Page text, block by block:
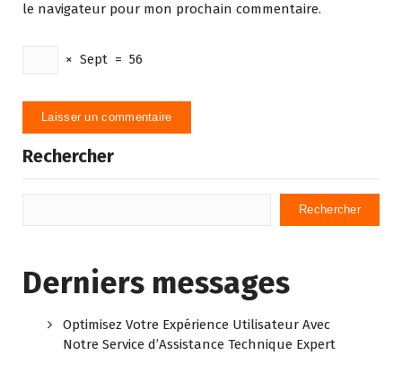
le navigateur pour mon prochain commentaire.
× Sept = 56
Rechercher
Rechercher
Derniers messages
Optimisez Votre Expérience Utilisateur Avec
Notre Service d’Assistance Technique Expert